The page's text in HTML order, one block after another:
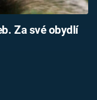
Za své obydlí